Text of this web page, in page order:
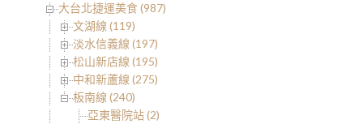
大台北捷運美食 (987)
文湖線 (119)
淡水信義線 (197)
松山新店線 (195)
中和新蘆線 (275)
板南線 (240)
亞東醫院站 (2)